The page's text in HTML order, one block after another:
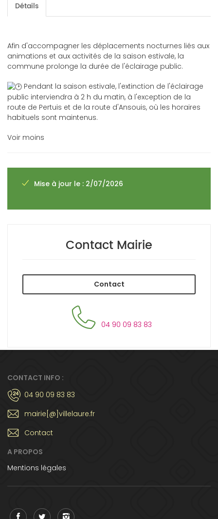
Détails
Afin d'accompagner les déplacements nocturnes liés aux
animations et aux activités de la saison estivale, la
commune prolonge la durée de l'éclairage public.
Pendant la saison estivale, l'extinction de l'éclairage
public interviendra à 2 h du matin, à l'exception de la
route de Pertuis et de la route d'Ansouis, où les horaires
habituels sont maintenus.
Voir moins
Mise à jour le : 2/07/2026
Contact Mairie
Contact
04 90 09 83 83
CONTACT INFO :
04 90 09 83 83
mairie[@]villelaure.fr
Contact
A PROPOS
Mentions légales